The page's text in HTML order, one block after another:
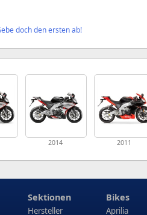
doch den ersten ab!
2014 2011
Sektionen
Hersteller
Bikes
Aprilia